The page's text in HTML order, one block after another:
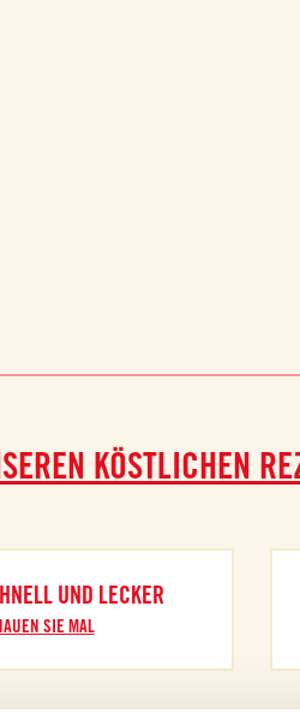
KÖSTLICHEN
UND LECKER
SIE MAL